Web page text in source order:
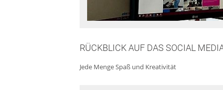
RÜCKBLICK AUF DAS SOCIAL
Jede Menge Spaß und Kreativität